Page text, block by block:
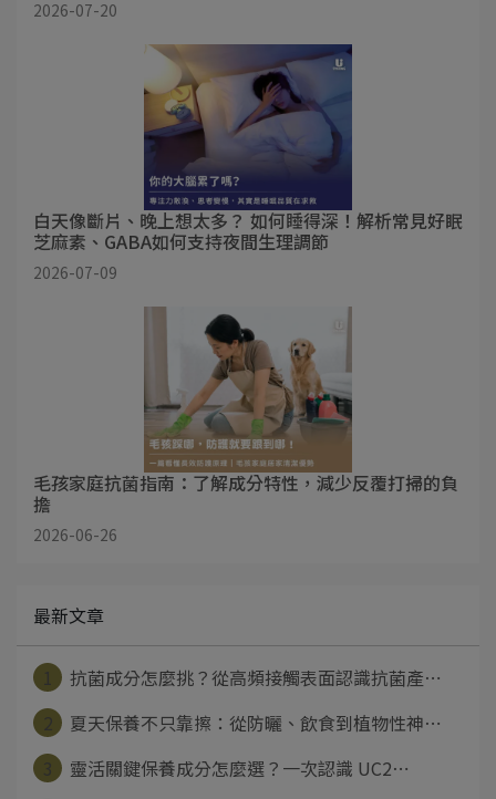
2026-07-20
白天像斷片、晚上想太多？ 如何睡得深！解析常見好眠
芝麻素、GABA如何支持夜間生理調節
2026-07-09
毛孩家庭抗菌指南：了解成分特性，減少反覆打掃的負
擔
2026-06-26
最新文章
抗菌成分怎麼挑？從高頻接觸表面認識抗菌產⋯
夏天保養不只靠擦：從防曬、飲食到植物性神⋯
靈活關鍵保養成分怎麼選？一次認識 UC2⋯